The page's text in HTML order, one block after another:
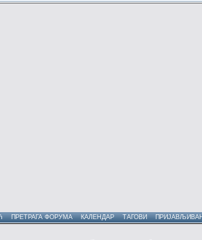
ПРЕТРАГА ФОРУМА КАЛЕНДАР ТАГОВИ